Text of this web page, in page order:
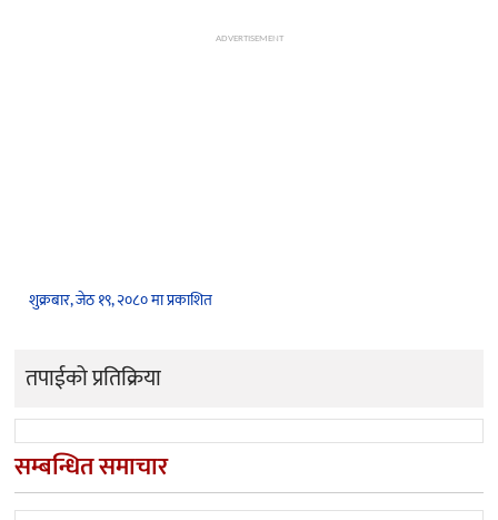
ADVERTISEMENT
शुक्रबार, जेठ १९, २०८० मा प्रकाशित
तपाईको प्रतिक्रिया
सम्बन्धित समाचार